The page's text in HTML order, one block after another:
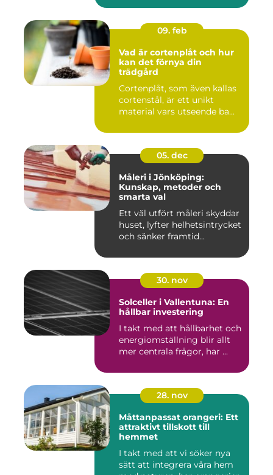
09. feb
Vad är cortenplåt och hur
kan det förnya din
trädgård
Cortenplåt, som även kallas
cortenstål, är ett unikt
material vars utseende ba...
05. dec
Måleri i Jönköping:
Kunskap, metoder och
smarta val
Ett väl utfört måleri skyddar
huset, lyfter helhetsintrycket
och sänker framtid...
30. nov
Solceller i Vallentuna: En
hållbar investering
I takt med att hållbarhet och
energiomställning blir allt
mer centrala frågor, har ...
28. nov
Måttanpassat orangeri: Ett
attraktivt tillskott till
hemmet
I takt med att vi söker nya
sätt att integrera våra hem